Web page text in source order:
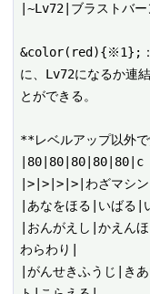
|~Lv72|ブラスト
&color(red){※1};：
に、Lv72になるか連
とができる。
**レベルアップ以外
|80|80|80|80|80|c
|>|>|>|>|わざマシ
|あなをほる|いばる|
|おんがえし|かえん
わらわり|
|がんせきふうじ|き